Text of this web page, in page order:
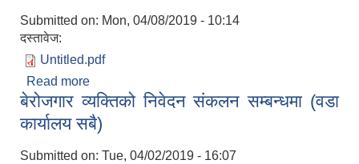
Submitted on: Mon, 04/08/2019 - 10:14
दस्तावेज:
Untitled.pdf
Read more
प्राविधिक तथा आर्थिक प्रस्ताव आव्हानको सूचना
बेरोजगार व्यक्तिको निवेदन संकलन सम्बन्धमा (वडा
कार्यालय सबै)
Submitted on: Tue, 04/02/2019 - 16:07